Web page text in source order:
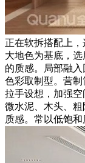
正在软拆搭配上
大地色为基底，
的质感。局部融
色彩取制型。营
拉手设想，加强
微水泥、木头、
质感。常以低饱和